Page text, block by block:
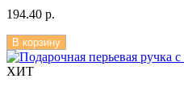
194.40 р.
В корзину
ХИТ